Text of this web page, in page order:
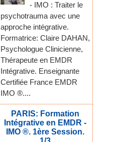
- IMO : Traiter le
psychotrauma avec une
approche intégrative.
Formatrice: Claire DAHAN,
Psychologue Clinicienne,
Thérapeute en EMDR
Intégrative. Enseignante
Certifiée France EMDR
IMO ®....
PARIS: Formation
Intégrative en EMDR -
IMO ®. 1ère Session.